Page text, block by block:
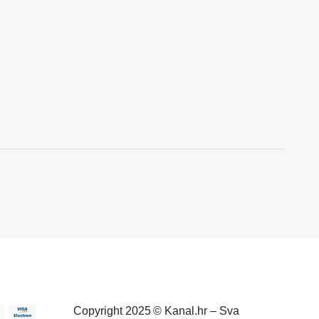
Copyright 2025 © Kanal.hr – Sva